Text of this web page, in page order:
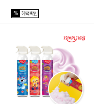
% 혜택확인